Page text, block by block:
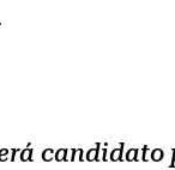
candidato